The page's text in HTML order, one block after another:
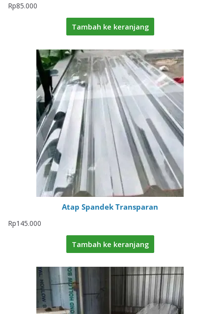
Rp85.000
Tambah ke keranjang
Atap Spandek Transparan
Rp145.000
Tambah ke keranjang